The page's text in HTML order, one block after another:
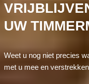
UW
Weet u nog niet precies
met u mee en